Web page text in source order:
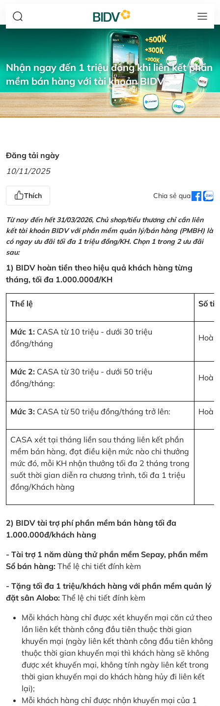
Nhận ngay đến 1 triệu đồng khi liên kết phần
mềm bán hàng với tài khoản BIDV
Đăng tải ngày
10/11/2025
Thích Chia sẻ qua
Từ nay đến hết 31/03/2026, Chủ shop/tiểu thương chỉ cần liên
kết tài khoản BIDV với phần mềm quản lý/bán hàng (PMBH) là
có ngay ưu đãi tối đa 1 triệu đồng/KH. Chọn 1 trong 2 ưu đãi
sau:
1) BIDV hoàn tiền theo hiệu quả khách hàng từng
tháng, tối đa 1.000.000đ/KH
Thể lệ Số
Mức 1: CASA từ 10 triệu - dưới 30 triệu
đồng/tháng
Mức 2: CASA từ 30 triệu - dưới 50 triệu
đồng/tháng:
Mức 3: CASA từ 50 triệu đồng/tháng trở lên:
CASA xét tại tháng liền sau tháng liên kết phần
mềm bán hàng, đạt điều kiện mức nào chi thưởng
mức đó, mỗi KH nhận thưởng tối đa 2 tháng trong
suốt thời gian diễn ra chương trình, tối đa 1 triệu
đồng/Khách hàng
2) BIDV tài trợ phí phần mềm bán hàng tối đa
1.000.000đ/khách hàng
- Tài trợ 1 năm dùng thử phần mềm Sepay, phần mềm
Sổ bán hàng: Thể lệ chi tiết đính kèm
- Tặng tối đa 1 triệu/khách hàng với phần mềm quản lý
đặt sân Alobo: Thể lệ chi tiết đính kèm
Mỗi khách hàng chỉ được xét khuyến mại căn cứ theo
lần liên kết thành công đầu tiên thuộc thời gian
khuyến mại (ngày liên kết thành công đầu tiên không
thuộc thời gian khuyến mại thì khách hàng sẽ không
được xét khuyến mại, không tính ngày liên kết trong
thời gian khuyến mại do khách hàng hủy đi liên kết
lại);
Mỗi khách hàng chỉ được nhận khuyến mại của 1